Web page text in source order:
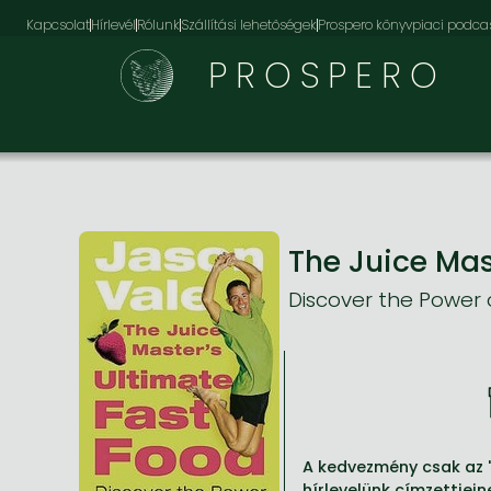
KapcsolatHírlevélRólunkSzállítási lehetőségekProspero könyvpiaci
PROSPERO
The Juice
Discover the Power
A kedvezmény csak